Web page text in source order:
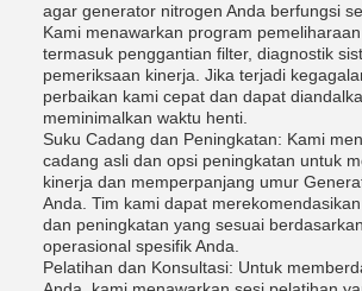
agar generator nitrogen Anda berfungsi
Kami menawarkan program pemeliharaan
termasuk penggantian filter, diagnostik
pemeriksaan kinerja. Jika terjadi
perbaikan kami cepat dan dapat
meminimalkan waktu henti.
Suku Cadang dan Peningkatan: Kami
cadang asli dan opsi peningkatan untuk
kinerja dan memperpanjang umur
Anda. Tim kami dapat
dan peningkatan yang sesuai
operasional spesifik Anda.
Pelatihan dan Konsultasi: Untuk